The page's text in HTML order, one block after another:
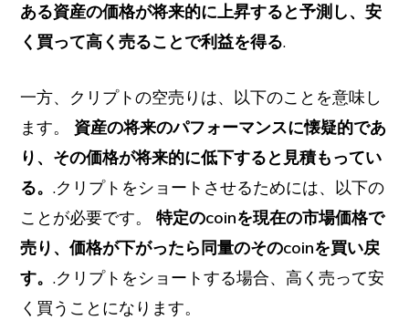
ある資産の価格が将来的に上昇すると予測し、安
く買って高く売ることで利益を得る.
一方、クリプトの空売りは、以下のことを意味し
ます。
資産の将来のパフォーマンスに懐疑的であ
り、その価格が将来的に低下すると見積もってい
る。.クリプトをショートさせるためには、以下の
ことが必要です。特定のcoinを現在の市場価格で
売り、価格が下がったら同量のそのcoinを買い戻
す。.クリプトをショートする場合、高く売って安
く買うことになります。